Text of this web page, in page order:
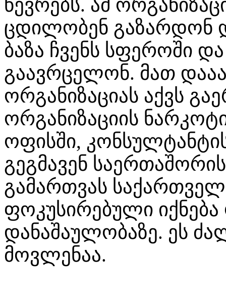
წევრებს. ამ
ცდილობენ გაზარდონ
ბაზა ჩვენს სფეროში
გაავრცელონ. მათ
ორგანიზაციას აქვს
ორგანიზაციის
ოფისში,
გეგმავენ
გამართვას
ფოკუსირებული
დანაშაულობაზე. ეს
მოვლენაა.